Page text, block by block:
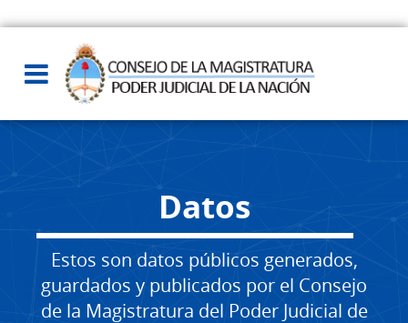
Datos
Estos son datos públicos generados,
guardados y publicados por el Consejo
de la Magistratura del Poder Judicial de